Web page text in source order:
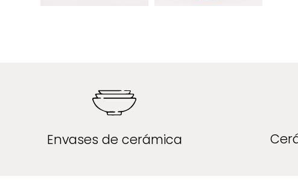
Envases de cerámica